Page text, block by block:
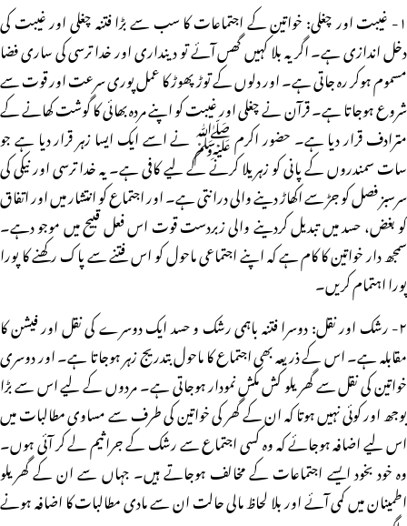
۱- غیبت اور چغلی: خواتین کے اجتماعات کا سب سے بڑا فتنہ چغلی اور غیبت کی
دخل اندازی ہے۔ اگر یہ بلا کہیں گھس آئے تو دینداری اور خدا ترسی کی ساری فضا
مسموم ہوکر رہ جاتی ہے۔ اور دلوں کے توڑ پھوڑ کا عمل پوری سرعت اور قوت سے
شروع ہوجاتا ہے۔ قرآن نے چغلی اور غیبت کو اپنے مردہ بھائی کا گوشت کھانے کے
مترادف قرار دیا ہے۔ حضور اکرم ﷺ نے اسے ایک ایسا زہر قرار دیا ہے جو
سات سمندروں کے پانی کو زہریلا کرنے کے لیے کافی ہے۔ یہ خدا ترسی اور نیکی کی
سرسبز فصل کو جڑ سے اکھاڑ دینے والی درانتی ہے۔ اور اجتماع کو انتشار میں اور اتفاق
کو بغض، حسد میں تبدیل کردینے والی زبردست قوت اس فعل قبیح میں موجو دہے۔
سمجھ دار خواتین کا کام ہے کہ اپنے اجتماعی ماحول کو اس فتنے سے پاک رکھنے کا پورا
پورا اہتمام کریں۔
۲- رشک اور نقل: دوسرا فتنہ باہمی رشک و حسد ایک دوسرے کی نقل اور فیشن کا
مقابلہ ہے۔ اس کے ذریعہ بھی اجتماع کا ماحول بتدریج زہر ہوجاتا ہے۔ اور دوسری
خواتین کی نقل سے گھریلو کش مکش نمودار ہوجاتی ہے۔ مردوں کے لیے اس سے بڑا
بوجھ اور کوئی نہیں ہوتا کہ ان کے گھر کی خواتین کی طرف سے مساوی مطالبات میں
اس لیے اضافہ ہوجائے کہ وہ کسی اجتماع سے رشک کے جراثیم لے کر آئی ہوں۔
وہ خود بخود ایسے اجتماعات کے مخالف ہوجاتے ہیں۔ جہاں سے ان کے گھریلو
اطمینان میں کمی آئے اور بلا لحاظ مالی حالت ان سے مادی مطالبات کا اضافہ ہونے